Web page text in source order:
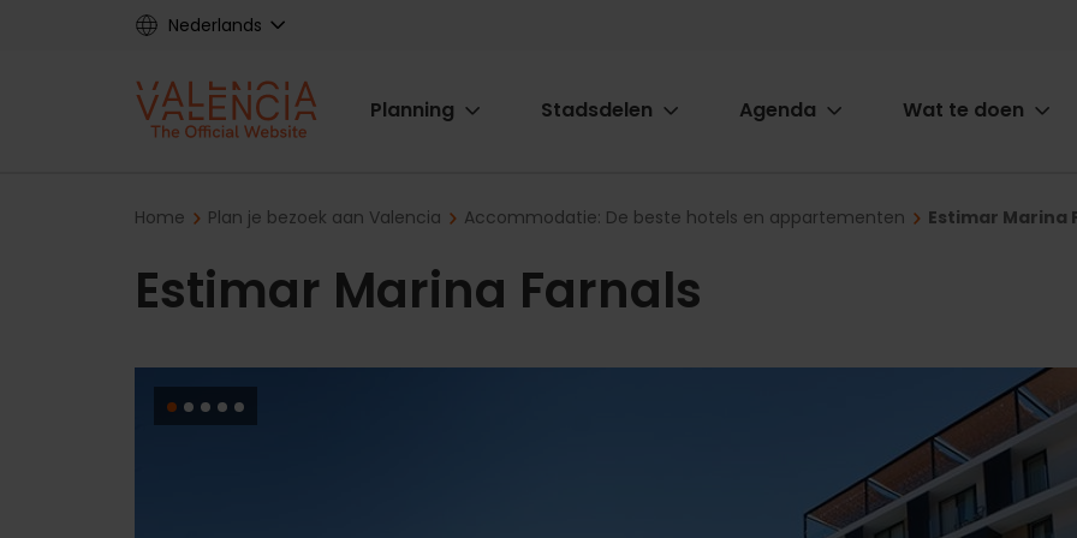
Nederlands
Main
Planning Stadsdelen Agenda Wat te doen
Breadcrumb
Home Plan je bezoek aan Valencia Accommodatie: De beste hotels en appartementen Estimar Marina
Estimar Marina Farnals